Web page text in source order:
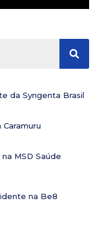
da Syngenta Brasil
MSD Saúde
na Be8